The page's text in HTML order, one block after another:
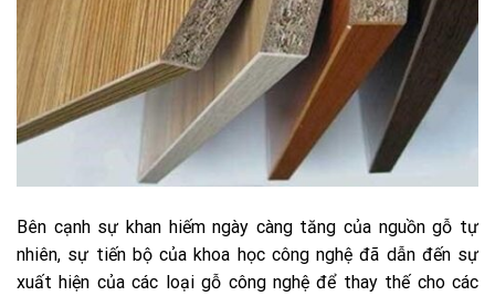
Bên cạnh sự khan hiếm ngày càng tăng của nguồn gỗ tự
nhiên, sự tiến bộ của khoa học công nghệ đã dẫn đến sự
xuất hiện của các loại gỗ công nghệ để thay thế cho các